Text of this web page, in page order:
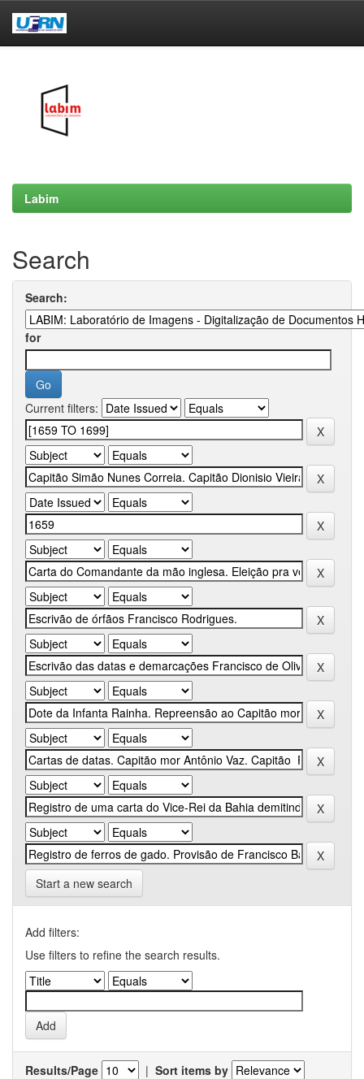
Labim
Search
Search:
for
Current filters:
Start a new search
Add filters:
Use filters to refine the search results.
Results/Page | Sort items by